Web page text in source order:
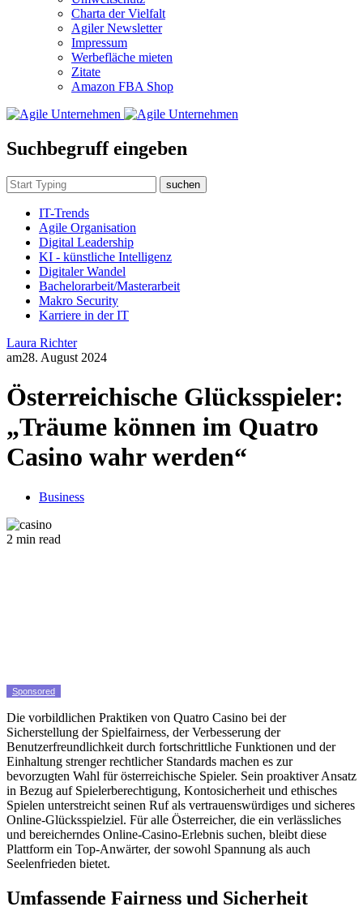
Charta der Vielfalt
Agiler Newsletter
Impressum
Werbefläche mieten
Zitate
Amazon FBA Shop
Suchbegruff eingeben
suchen
IT-Trends
Agile Organisation
Digital Leadership
KI - künstliche Intelligenz
Digitaler Wandel
Bachelorarbeit/Masterarbeit
Makro Security
Karriere in der IT
Laura Richter
am28. August 2024
Österreichische Glücksspieler:
„Träume können im Quatro
Casino wahr werden“
Business
2 min read
Sponsored
Die vorbildlichen Praktiken von Quatro Casino bei der
Sicherstellung der Spielfairness, der Verbesserung der
Benutzerfreundlichkeit durch fortschrittliche Funktionen und der
Einhaltung strenger rechtlicher Standards machen es zur
bevorzugten Wahl für österreichische Spieler. Sein proaktiver Ansatz
in Bezug auf Spielerberechtigung, Kontosicherheit und ethisches
Spielen unterstreicht seinen Ruf als vertrauenswürdiges und sicheres
Online-Glücksspielziel. Für alle Österreicher, die ein verlässliches
und bereicherndes Online-Casino-Erlebnis suchen, bleibt diese
Plattform ein Top-Anwärter, der sowohl Spannung als auch
Seelenfrieden bietet.
Umfassende Fairness und Sicherheit